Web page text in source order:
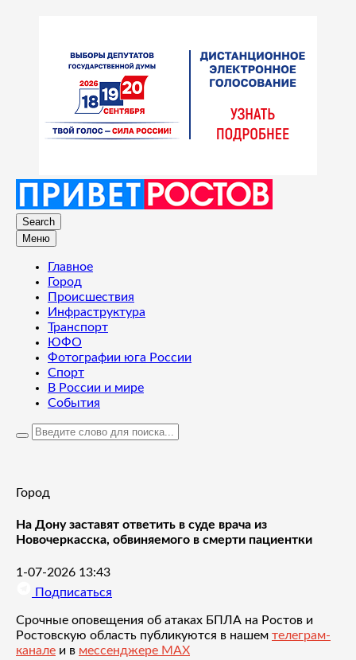
Search
Меню
Главное
Город
Происшествия
Инфраструктура
Транспорт
ЮФО
Фотографии юга России
Спорт
В России и мире
События
Город
На Дону заставят ответить в суде врача из
Новочеркасска, обвиняемого в смерти пациентки
1-07-2026 13:43
Подписаться
Срочные оповещения об атаках БПЛА на Ростов и
Ростовскую область публикуются в нашем телеграм-
канале и в мессенджере MAX